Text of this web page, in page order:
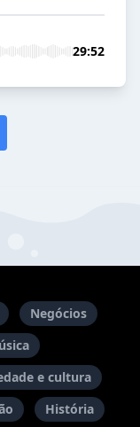
29:52
Negócios
e cultura
História